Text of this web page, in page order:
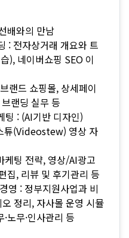
배와의 만남
: 전자상거래 개요와 트
), 네이버쇼핑 SEO 이
랜드 쇼핑몰, 상세페이
랜딩 실무 등
팅 : (AI기반 디자인)
튜(Videostew) 영상 자
팅 전략, 영상/AI광고
집, 리뷰 및 후기관리 등
영 : 정부지원사업과 비
정리, 자사몰 운영 시뮬
노무·인사관리 등